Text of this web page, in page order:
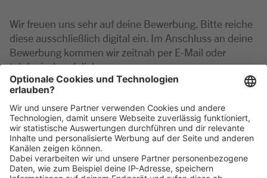
Wir freuen uns sehr auf deine Bewerbung. Bitte reiche
diese ausschließlich digital ein. Im Anschluss an deine
Bewerbung kommen wir zeitnah per E-Mail oder
telefonisch auf dich zu.
Bei Rückfragen zu der Position wende dich gerne
telefonisch an die Marktleitung unter: 0711 954608-0